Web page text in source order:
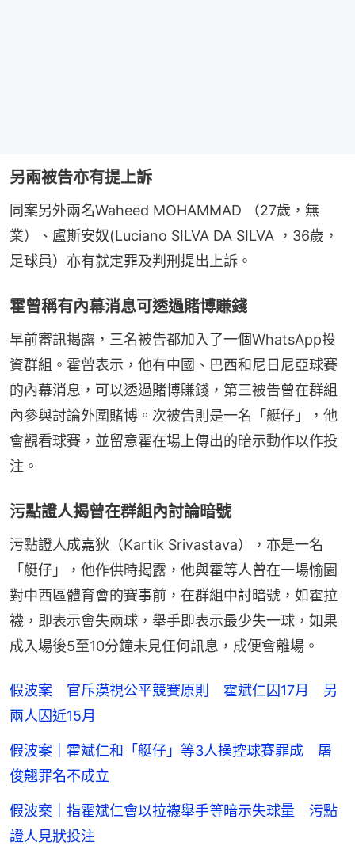
另兩被告亦有提上訴
同案另外兩名Waheed MOHAMMAD （27歲，無
業）、盧斯安奴(Luciano SILVA DA SILVA ，36歲，
足球員）亦有就定罪及判刑提出上訴。
霍曾稱有內幕消息可透過賭博賺錢
早前審訊揭露，三名被告都加入了一個WhatsApp投
資群組。霍曾表示，他有中國、巴西和尼日尼亞球賽
的內幕消息，可以透過賭博賺錢，第三被告曾在群組
內參與討論外圍賭博。次被告則是一名「艇仔」，他
會觀看球賽，並留意霍在場上傳出的暗示動作以作投
注。
污點證人揭曾在群組內討論暗號
污點證人成嘉狄（Kartik Srivastava），亦是一名
「艇仔」，他作供時揭露，他與霍等人曾在一場愉園
對中西區體育會的賽事前，在群組中討暗號，如霍拉
襪，即表示會失兩球，舉手即表示最少失一球，如果
成入場後5至10分鐘未見任何訊息，成便會離場。
假波案 官斥漠視公平競賽原則 霍斌仁囚17月 另
兩人囚近15月
假波案｜霍斌仁和「艇仔」等3人操控球賽罪成 屠
俊翹罪名不成立
假波案｜指霍斌仁會以拉襪舉手等暗示失球量 污點
證人見狀投注